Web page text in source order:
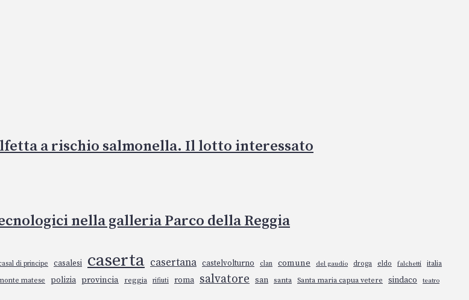
a rischio salmonella. Il lotto interessato
nella galleria Parco della Reggia
di principe casalesi caserta casertana castelvolturno clan comune del gaudio droga eldo falchetti italia
matese polizia provincia reggia rifiuti roma salvatore san santa Santa maria capua vetere sindaco
teatro